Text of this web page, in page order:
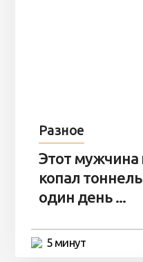
Разное
Этот мужчина
копал
один день ...
5 минут